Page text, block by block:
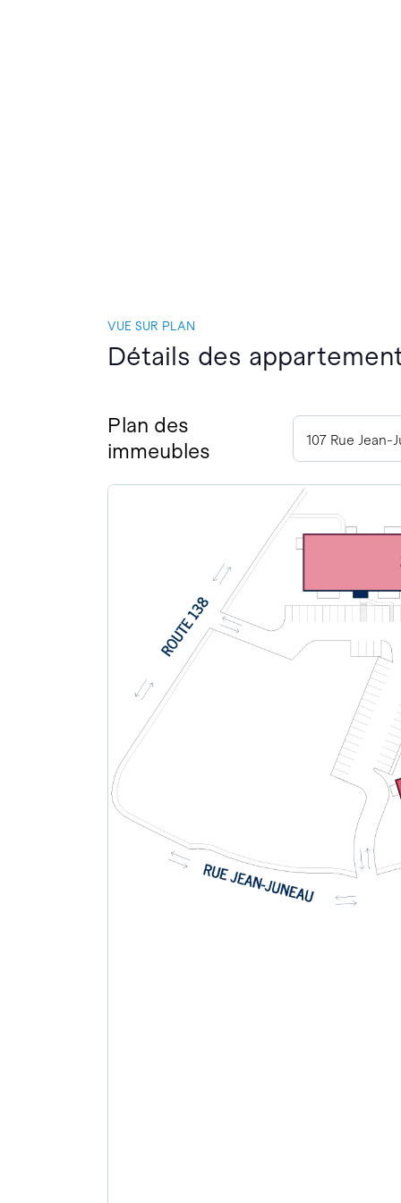
VUE SUR PLAN
Détails des
Plan des
immeubles
107 Rue Jean-